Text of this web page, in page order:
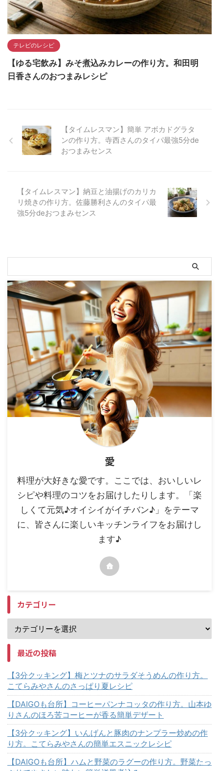
テレビのレシピ
【ゆる宅飲み】みそ煮込みカレーの作り方。和田明
日香さんのおつまみレシピ
【タイムレスマン】簡単 アボカドグラタ
ンの作り方。寺西さんのタイパ最強5分de
おつまみセンス
【タイムレスマン】納豆と油揚げのカリカ
リ焼きの作り方。佐藤勝利さんのタイパ最
強5分deおつまみセンス
愛
料理が大好きな愛です。ここでは、おいしいレ
シピや料理のコツをお届けしたりします。「楽
しくて元気♪オイシイがイチバン♪」をテーマ
に、皆さんに楽しいキッチンライフをお届けし
ます♪
カテゴリー
最近の投稿
【3分クッキング】梅とツナのサラダそうめんの作り方。
こてらみやさんのさっぱり夏レシピ
【DAIGOも台所】コーヒーパンナコッタの作り方。山本ゆ
りさんのほろ苦コーヒーが香る簡単デザート
【3分クッキング】いんげんと豚肉のナンプラー炒めの作
り方。こてらみやさんの簡単エスニックレシピ
【DAIGOも台所】ハムと野菜のラグーの作り方。野菜たっ